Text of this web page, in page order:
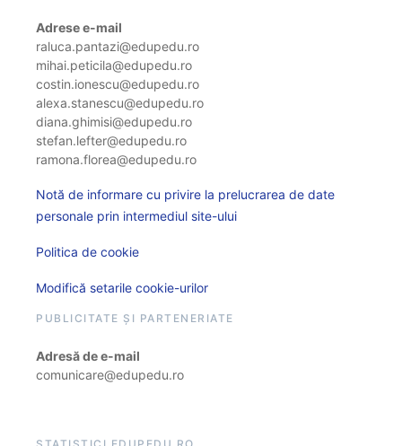
Adrese e-mail
raluca.pantazi@edupedu.ro
mihai.peticila@edupedu.ro
costin.ionescu@edupedu.ro
alexa.stanescu@edupedu.ro
diana.ghimisi@edupedu.ro
stefan.lefter@edupedu.ro
ramona.florea@edupedu.ro
Notă de informare cu privire la prelucrarea de date
personale prin intermediul site-ului
Politica de cookie
Modifică setarile cookie-urilor
PUBLICITATE ȘI PARTENERIATE
Adresă de e-mail
comunicare@edupedu.ro